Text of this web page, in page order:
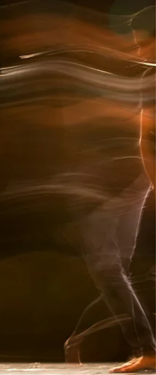
Tanznachmittage im Selbsthilfezentrum
- Frühjahrstermine Die Termine für die
Tanznachmittage mit Susi Gaspar für das
Frühjahr sind da. Schauen sie gerne vorbei,
es sind keine Vorkenntnisse erforderlich.
Bitte aber um Anmeldung zu den Terminen.
Nähere Informationen finden Sie anbei: